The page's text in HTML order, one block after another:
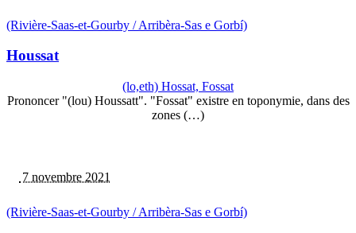
(Rivière-Saas-et-Gourby / Arribèra-Sas e Gorbí)
Houssat
(lo,eth) Hossat, Fossat
Prononcer "(lou) Houssatt". "Fossat" existre en toponymie, dans des
zones (…)
7 novembre 2021
(Rivière-Saas-et-Gourby / Arribèra-Sas e Gorbí)